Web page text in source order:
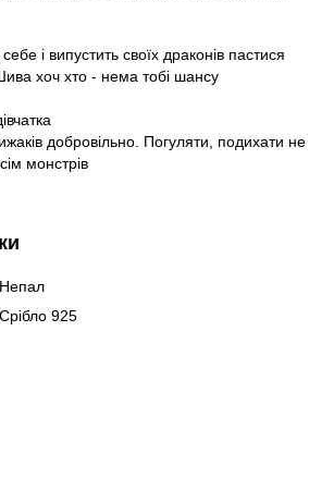
і випустить своїх драконів пастися
хоч хто - нема тобі шансу
добровільно. Погуляти, подихати не
монстрів
Непал
Срібло 925